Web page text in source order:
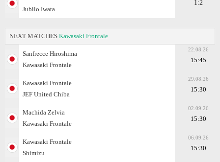
Jubilo Iwata
1:2
NEXT MATCHES Kawasaki Frontale
Sanfrecce Hiroshima
Kawasaki Frontale
22.08.26
15:45
Kawasaki Frontale
JEF United Chiba
29.08.26
15:30
Machida Zelvia
Kawasaki Frontale
02.09.26
15:30
Kawasaki Frontale
Shimizu
06.09.26
15:30